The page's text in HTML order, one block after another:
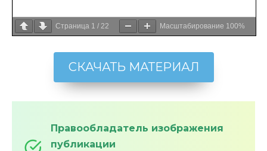
Страница 1 / 22 Масштабирование 100%
СКАЧАТЬ МАТЕРИАЛ
Правообладатель изображения
публикации